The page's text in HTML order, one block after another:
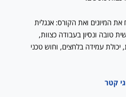
את המיונים ואת הקורס: אנגלית
טובה ונסיון בעבודה כצוות,
עמידה בלחצים, וחוש טכני
קטר